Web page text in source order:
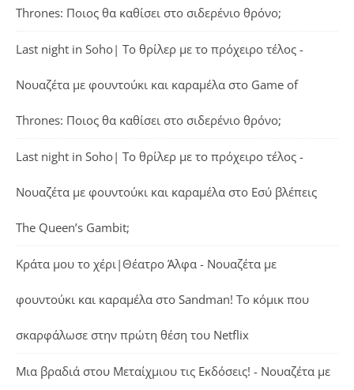
Thrones: Ποιος θα καθίσει στο σιδερένιο θρόνο;
Last night in Soho| Το θρίλερ με το πρόχειρο τέλος -
Νουαζέτα με φουντούκι και καραμέλα στο Game of
Thrones: Ποιος θα καθίσει στο σιδερένιο θρόνο;
Last night in Soho| Το θρίλερ με το πρόχειρο τέλος -
Νουαζέτα με φουντούκι και καραμέλα στο Εσύ βλέπεις
The Queen’s Gambit;
Κράτα μου το χέρι|Θέατρο Άλφα - Νουαζέτα με
φουντούκι και καραμέλα στο Sandman! Το κόμικ που
σκαρφάλωσε στην πρώτη θέση του Netflix
Μια βραδιά στου Μεταίχμιου τις Εκδόσεις! - Νουαζέτα με